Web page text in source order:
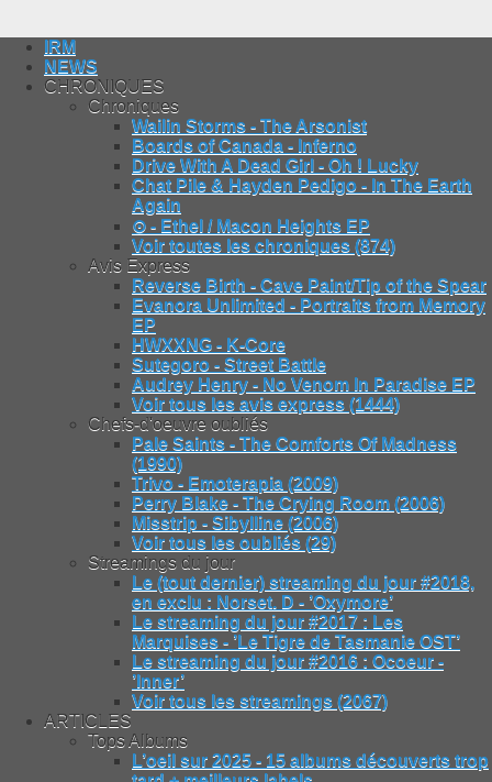
IRM
NEWS
CHRONIQUES
Chroniques
Wailin Storms - The Arsonist
Boards of Canada - Inferno
Drive With A Dead Girl - Oh ! Lucky
Chat Pile & Hayden Pedigo - In The Earth
Again
⊙ - Ethel / Macon Heights EP
Voir toutes les chroniques (874)
Avis Express
Reverse Birth - Cave Paint/Tip of the Spear
Evanora Unlimited - Portraits from Memory
EP
HWXXNG - K-Core
Sutegoro - Street Battle
Audrey Henry - No Venom In Paradise EP
Voir tous les avis express (1444)
Chefs-d'oeuvre oubliés
Pale Saints - The Comforts Of Madness
(1990)
Trivo - Emoterapia (2009)
Perry Blake - The Crying Room (2006)
Misstrip - Sibylline (2006)
Voir tous les oubliés (29)
Streamings du jour
Le (tout dernier) streaming du jour #2018,
en exclu : Norset. D - ’Oxymore’
Le streaming du jour #2017 : Les
Marquises - ’Le Tigre de Tasmanie OST’
Le streaming du jour #2016 : Ocoeur -
’Inner’
Voir tous les streamings (2067)
ARTICLES
Tops Albums
L’oeil sur 2025 - 15 albums découverts trop